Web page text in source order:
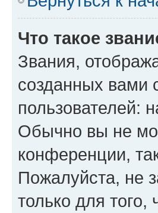
Что такое
Звания,
созданных вами
пользователей:
Обычно вы не
конференции,
Пожалуйста, не
только для